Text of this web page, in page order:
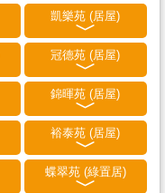
凱樂苑 (居屋)
冠德苑 (居屋)
錦暉苑 (居屋)
裕泰苑 (居屋)
蝶翠苑 (綠置居)